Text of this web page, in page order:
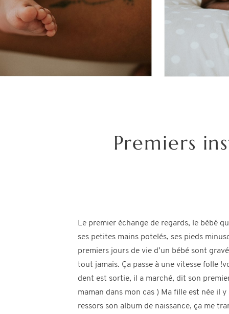
Premiers
Le premier échange de regards, le bébé
ses petites mains potelés, ses pieds
premiers jours de vie d’un bébé sont
tout jamais. Ça passe à une vitesse folle
dent est sortie, il a marché, dit son
maman dans mon cas ) Ma fille est née il
ressors son album de naissance, ça me